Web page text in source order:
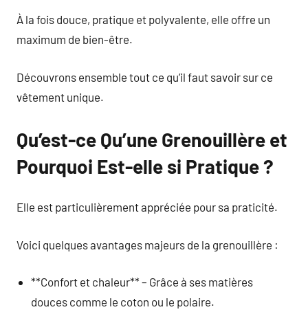
À la fois douce, pratique et polyvalente, elle offre un
maximum de bien-être.
Découvrons ensemble tout ce qu’il faut savoir sur ce
vêtement unique.
Qu’est-ce Qu’une Grenouillère et
Pourquoi Est-elle si Pratique ?
Elle est particulièrement appréciée pour sa praticité.
Voici quelques avantages majeurs de la grenouillère :
**Confort et chaleur** – Grâce à ses matières
douces comme le coton ou le polaire.